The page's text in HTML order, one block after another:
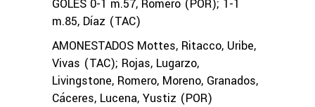
GOLES 0-1 m.57, Romero (POR); 1-1
m.85, Díaz (TAC)
AMONESTADOS Mottes, Ritacco, Uribe,
Vivas (TAC); Rojas, Lugarzo,
Livingstone, Romero, Moreno, Granados,
Cáceres, Lucena, Yustiz (POR)